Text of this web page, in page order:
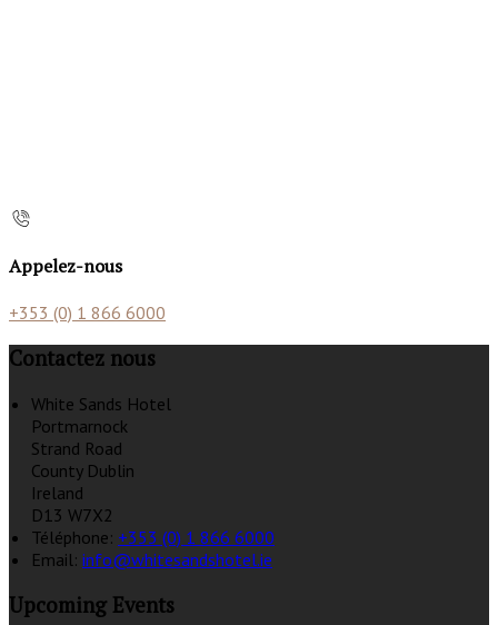
Appelez-nous
+353 (0) 1 866 6000
Contactez nous
White Sands Hotel
Portmarnock
Strand Road
County Dublin
Ireland
D13 W7X2
Téléphone: +353 (0) 1 866 6000
Email: info@whitesandshotel.ie
Upcoming Events